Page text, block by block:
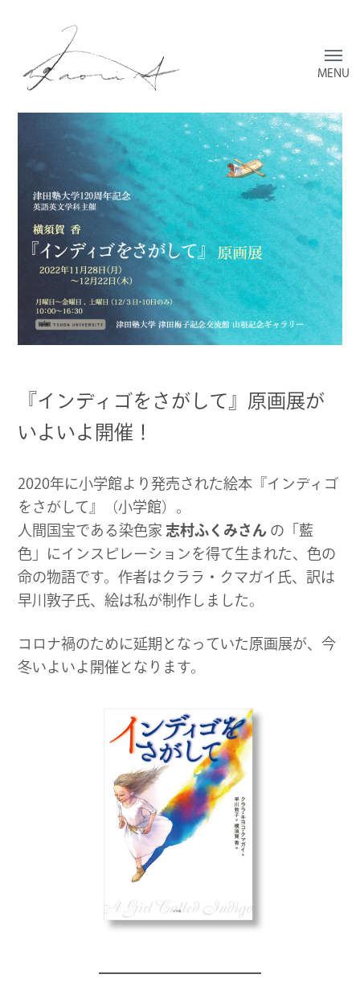
賀
香
ウ
ェ
サ
イ
menu
『インディゴをさがして』原画展が
いよいよ開催！
2020年に小学館より発売された絵本『インディゴ
をさがして』（小学館）。
人間国宝である染色家 志村ふくみさん の「藍
色」にインスピレーションを得て生まれた、色の
命の物語です。作者はクララ・クマガイ氏、訳は
早川敦子氏、絵は私が制作しました。
コロナ禍のために延期となっていた原画展が、今
冬いよいよ開催となります。